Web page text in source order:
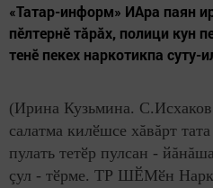
«Татар-информ» ИАра паян
пӗлтернӗ тăрăх, полици кун
тенӗ пекех наркотикпа суту-
(Ирина Кузьмина.
салатма килӗшсе хăвăрт
пулать тетӗр пулсан -
çул - тӗрме. ТР ШӖМӗн